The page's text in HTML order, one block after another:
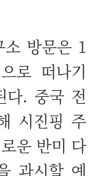
소 방문은 1
로 떠나기
다. 중국 전
시진핑 주
운 반미 다
과시할 예